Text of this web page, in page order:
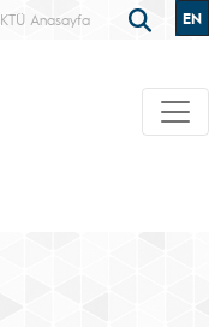
KTÜ Anasayfa EN